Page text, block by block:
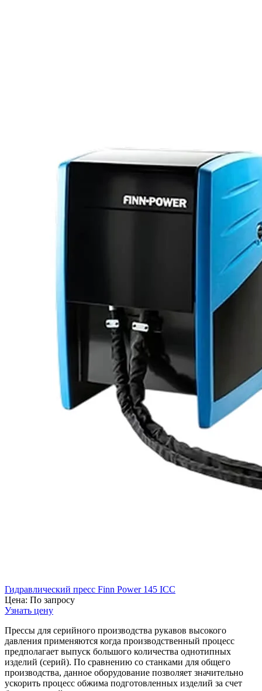
Гидравлический пресс Finn Power 145 ICC
Цена: По запросу
Узнать цену
Прессы для серийного производства рукавов высокого
давления применяются когда производственный процесс
предполагает выпуск большого количества однотипных
изделий (серий). По сравнению со станками для общего
производства, данное оборудование позволяет значительно
ускорить процесс обжима подготовленных изделий за счет